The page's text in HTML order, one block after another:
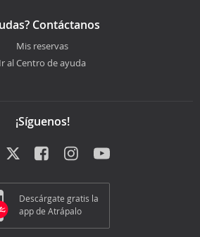
Contáctanos
Mis reservas
Ir al Centro de ayuda
¡Síguenos!
Descárgate gratis la
app de Atrápalo